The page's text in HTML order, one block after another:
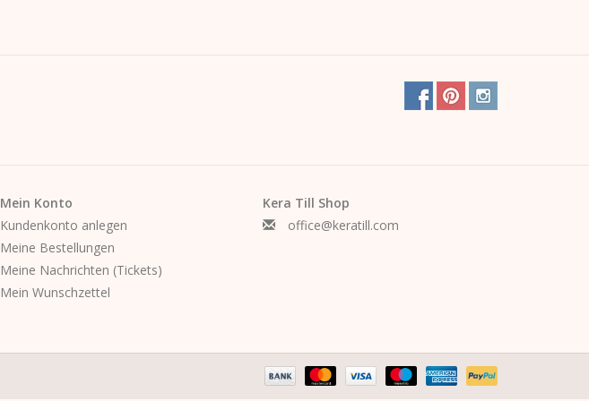
Mein Konto
Kundenkonto anlegen
Meine Bestellungen
Meine Nachrichten (Tickets)
Mein Wunschzettel
Kera Till Shop
office@keratill.com